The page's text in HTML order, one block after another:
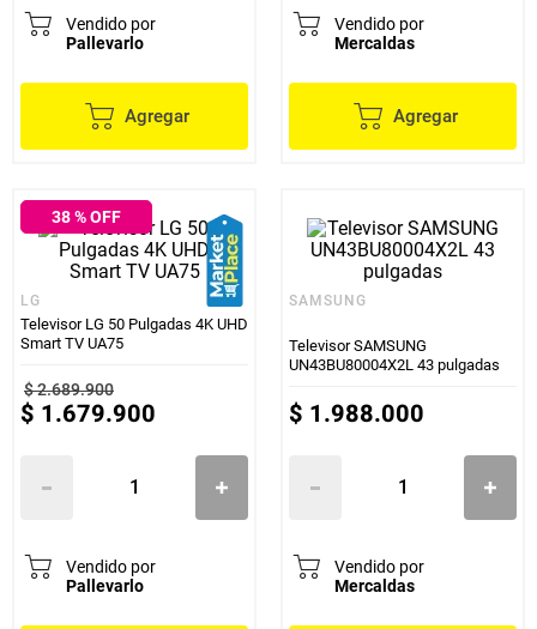
Vendido por
Pallevarlo
Agregar
Vendido por
Mercaldas
Agregar
38% OFF
LG
Televisor LG 50 Pulgadas 4K UHD
Smart TV UA75
$2.689.900
$ 1.679.900
Vendido por
Pallevarlo
SAMSUNG
Televisor SAMSUNG
UN43BU80004X2L 43 pulgadas
$ 1.988.000
Vendido por
Mercaldas